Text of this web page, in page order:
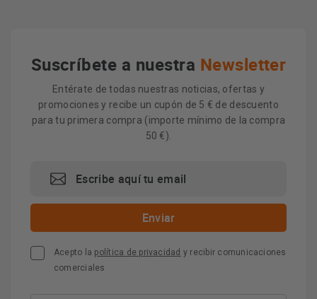
Suscríbete a nuestra Newsletter
Entérate de todas nuestras noticias, ofertas y
promociones y recibe un cupón de 5 € de descuento
para tu primera compra (importe mínimo de la compra
50 €).
Acepto la política de privacidad y recibir comunicaciones
comerciales